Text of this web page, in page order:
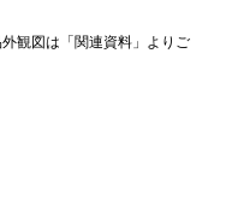
観図は「関連資料」よりご